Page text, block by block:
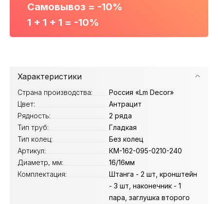
Самовывоз = -10%
1 + 1 + 1 = -10%
Характеристики
Страна производства:
Россия «Lm Decor»
Цвет:
Антрацит
Рядность:
2 ряда
Тип труб:
Гладкая
Тип колец:
Без колец
Артикул:
КМ-162-095-0210-240
Диаметр, мм:
16/16мм
Комплектация:
Штанга - 2 шт, кронштейн
- 3 шт, наконечник - 1
пара, заглушка второго